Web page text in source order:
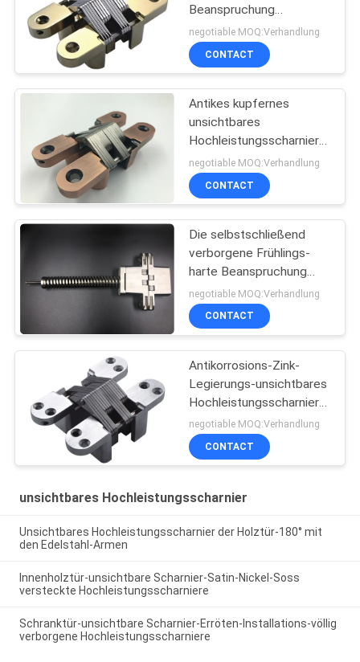
Beanspruchung
versteckte Scharniere
für helle Innenholztür
negotiable MOQ:Verhandlung
CONTACT
Antikes kupfernes
unsichtbares
Hochleistungsscharnier
für 30mm starke
Innenholztür
negotiable MOQ:Verhandlung
CONTACT
Die selbstschließend
verborgene Frühlings-
harte Beanspruchung
lagert 180 Grad
verstecktes Scharnier
schwenkbar
negotiable MOQ:Verhandlung
CONTACT
Antikorrosions-Zink-
Legierungs-unsichtbares
Hochleistungsscharnier
für Landhaus-Tür-
Einstiegstür
negotiable MOQ:Verhandlung
CONTACT
unsichtbares Hochleistungsscharnier
Unsichtbares Hochleistungsscharnier der Holztür-180° mit
den Edelstahl-Armen
Innenholztür-unsichtbare Scharnier-Satin-Nickel-Soss
versteckte Hochleistungsscharniere
Schranktür-unsichtbare Scharnier-Erröten-Installations-völlig
verborgene Hochleistungsscharniere